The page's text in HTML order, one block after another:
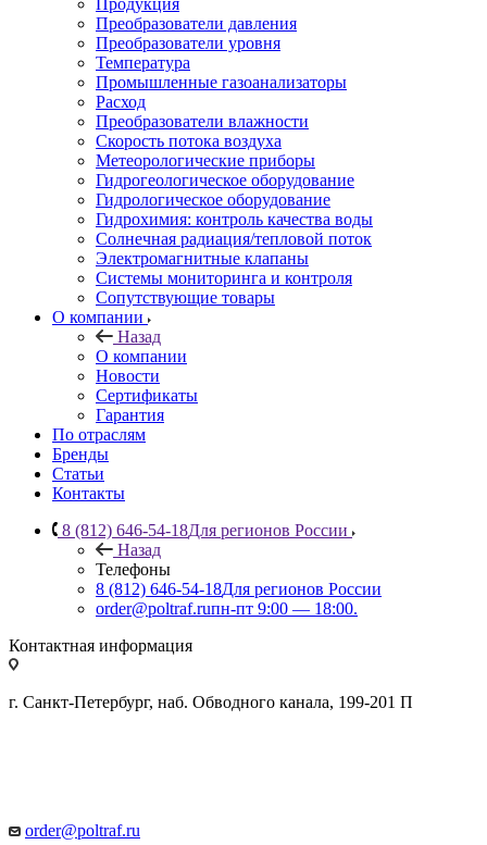
Продукция
Преобразователи давления
Преобразователи уровня
Температура
Промышленные газоанализаторы
Расход
Преобразователи влажности
Скорость потока воздуха
Метеорологические приборы
Гидрогеологическое оборудование
Гидрологическое оборудование
Гидрохимия: контроль качества воды
Солнечная радиация/тепловой поток
Электромагнитные клапаны
Системы мониторинга и контроля
Сопутствующие товары
О компании
Назад
О компании
Новости
Сертификаты
Гарантия
По отраслям
Бренды
Статьи
Контакты
8 (812) 646-54-18Для регионов России
Назад
Телефоны
8 (812) 646-54-18Для регионов России
order@poltraf.ruпн-пт 9:00 — 18:00.
Контактная информация
г. Санкт-Петербург, наб. Обводного канала, 199-201 П
order@poltraf.ru